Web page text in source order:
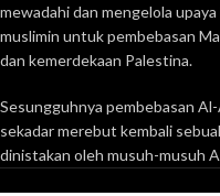
mewadahi dan mengelola upaya
muslimin untuk pembebasan
dan kemerdekaan Palestina.
Sesungguhnya pembebasan
sekadar merebut kembali
dinistakan oleh musuh-musuh